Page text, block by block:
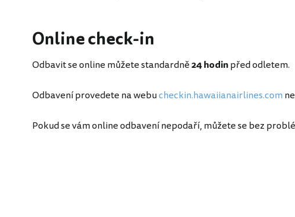
Online check-in
Odbavit se online můžete standardně24 hodinpřed odletem.
Odbavení provedete na webucheckin.hawaiianairlines.com
Pokud se vám online odbavení nepodaří, můžete se bez